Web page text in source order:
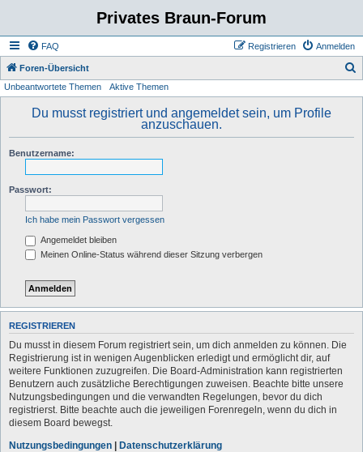
Privates Braun-Forum
FAQ Anmelden
Registrieren
Foren-Übersicht
Unbeantwortete Themen Aktive Themen
Du musst registriert und angemeldet sein, um Profile
anzuschauen.
Benutzername:
Passwort:
Ich habe mein Passwort vergessen
Angemeldet bleiben
Meinen Online-Status während dieser Sitzung verbergen
REGISTRIEREN
Du musst in diesem Forum registriert sein, um dich anmelden zu können. Die
Registrierung ist in wenigen Augenblicken erledigt und ermöglicht dir, auf
weitere Funktionen zuzugreifen. Die Board-Administration kann registrierten
Benutzern auch zusätzliche Berechtigungen zuweisen. Beachte bitte unsere
Nutzungsbedingungen und die verwandten Regelungen, bevor du dich
registrierst. Bitte beachte auch die jeweiligen Forenregeln, wenn du dich in
diesem Board bewegst.
Nutzungsbedingungen | Datenschutzerklärung